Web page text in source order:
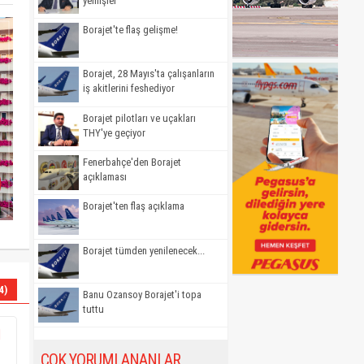
Borajet'te flaş gelişme!
Borajet, 28 Mayıs'ta çalışanların
iş akitlerini feshediyor
Borajet pilotları ve uçakları
THY'ye geçiyor
Fenerbahçe'den Borajet
açıklaması
Borajet'ten flaş açıklama
Borajet tümden yenilenecek...
Banu Ozansoy Borajet'i topa
tuttu